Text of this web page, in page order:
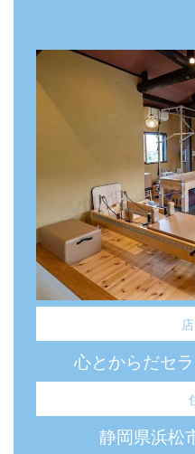
心とからだセ
静岡県浜松